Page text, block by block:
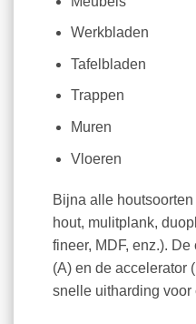
Werkbladen
Tafelbladen
Trappen
Muren
Vloeren
Bijna alle
hout, mulitplank,
fineer, MDF, enz.).
(A) en de accelerator
snelle uitharding